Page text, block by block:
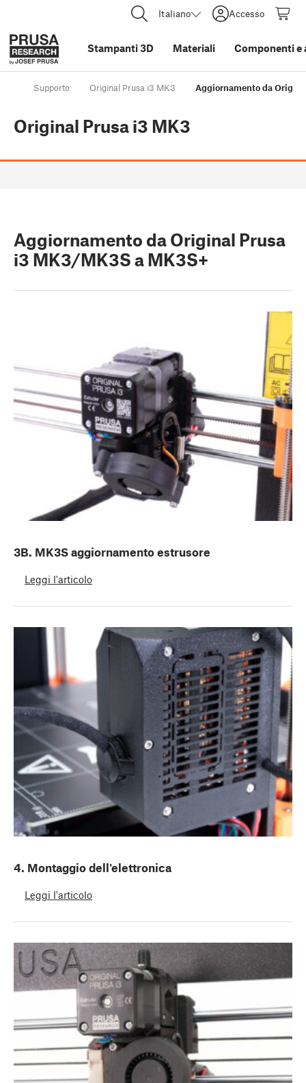
Italiano Accesso
Stampanti 3D Materiali Componenti e
Supporto Original Prusa i3 MK3 Aggiornamento da
Original Prusa i3 MK3
Aggiornamento da Original Prusa
i3 MK3/MK3S a MK3S+
3B. MK3S aggiornamento estrusore
Leggi l'articolo
4. Montaggio dell'elettronica
Leggi l'articolo